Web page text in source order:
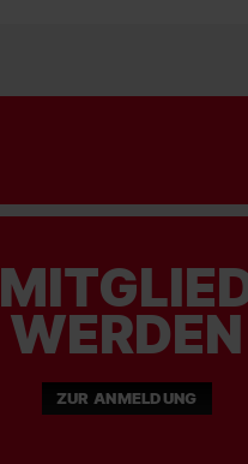
WERDEN
ZUR ANMELDUNG